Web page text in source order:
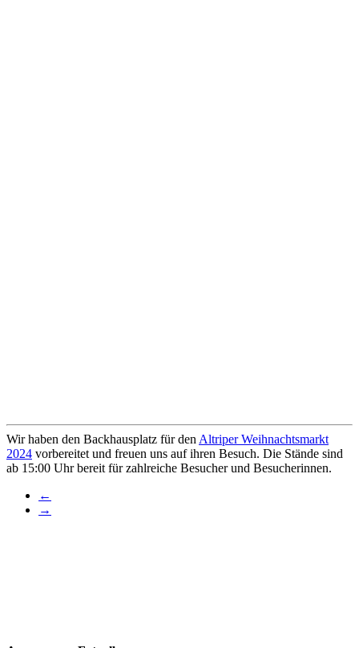
Wir haben den Backhausplatz für den Altriper Weihnachtsmarkt
2024 vorbereitet und freuen uns auf ihren Besuch. Die Stände sind
ab 15:00 Uhr bereit für zahlreiche Besucher und Besucherinnen.
←
→